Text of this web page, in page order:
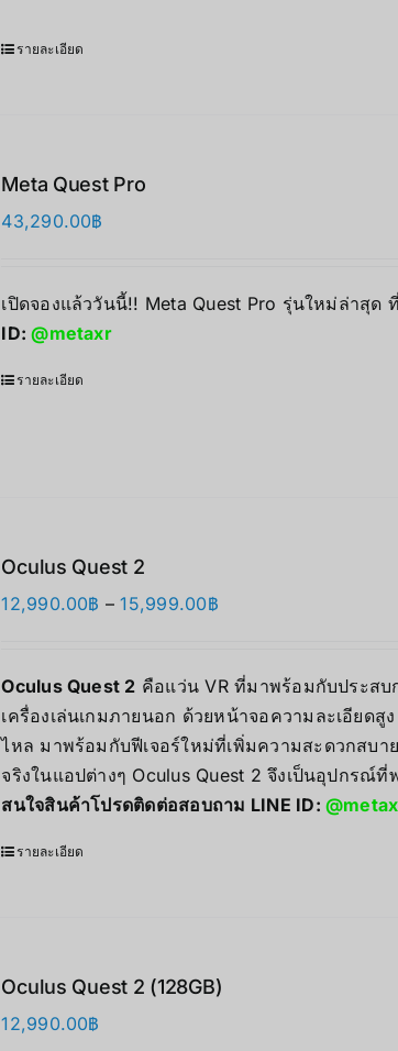
รายละเอียด
Meta Quest Pro
43,290.00฿
เปิดจองแล้ววันนี้!! Meta Quest Pro รุ่นใหม่ล่าสุด
ID:@metaxr
รายละเอียด
Oculus Quest 2
12,990.00฿ – 15,999.00฿Price
through
15,999.00฿
Oculus Quest 2 คือแว่น VR ที่มาพร้อมกับประส
เครื่องเล่นเกมภายนอก ด้วยหน้าจอความละเอียด
ไหล มาพร้อมกับฟีเจอร์ใหม่ที่เพิ่มความสะดวกสบ
จริงในแอปต่างๆ Oculus Quest 2 จึงเป็นอุปกรณ์
สนใจสินค้าโปรดติดต่อสอบถาม LINE ID:
รายละเอียด
Oculus Quest 2 (128GB)
12,990.00฿